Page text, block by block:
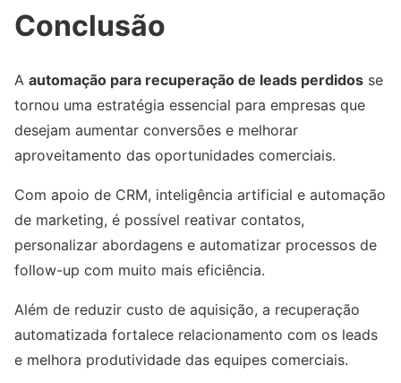
Conclusão
A automação para recuperação de leads perdidos se
tornou uma estratégia essencial para empresas que
desejam aumentar conversões e melhorar
aproveitamento das oportunidades comerciais.
Com apoio de CRM, inteligência artificial e automação
de marketing, é possível reativar contatos,
personalizar abordagens e automatizar processos de
follow-up com muito mais eficiência.
Além de reduzir custo de aquisição, a recuperação
automatizada fortalece relacionamento com os leads
e melhora produtividade das equipes comerciais.